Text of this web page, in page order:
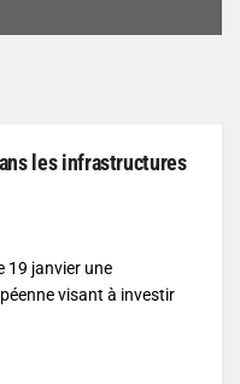
les infrastructures
19 janvier une
visant à investir